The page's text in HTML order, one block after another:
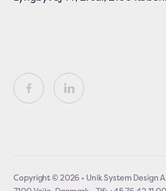
Copyright © 2026 • Unik System Design